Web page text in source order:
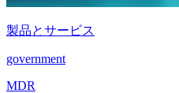
製品とサービス
government
MDR